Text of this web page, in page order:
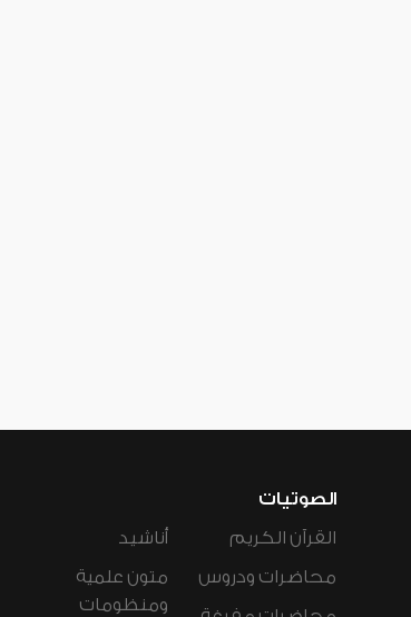
الصوتيات
القرآن الكريم
محاضرات ودروس
أناشيد
متون علمية
ومنظومات